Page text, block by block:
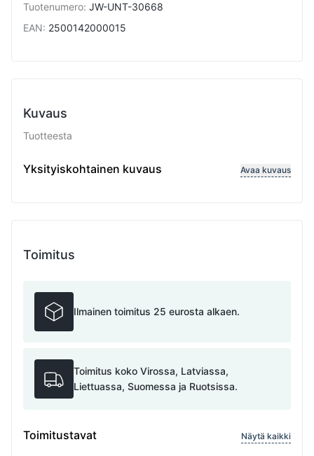
Tuotenumero: JW-UNT-30668
EAN: 2500142000015
Kuvaus
Tuotteesta
Variable length
Yksityiskohtainen kuvaus Avaa kuvaus
Toimitus
Ilmainen toimitus 25 eurosta alkaen.
Toimitus koko Virossa, Latviassa,
Liettuassa, Suomessa ja Ruotsissa.
Toimitustavat Näytä kaikki